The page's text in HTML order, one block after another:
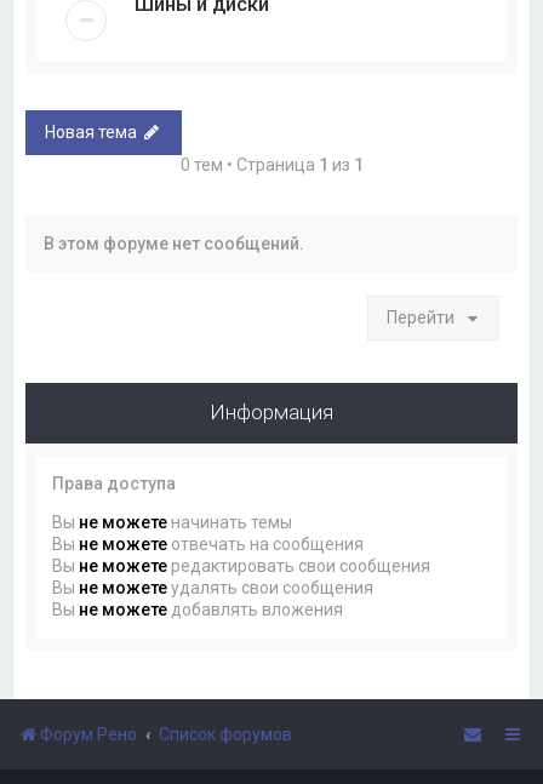
Новая тема
0 тем • Страница 1 из 1
В этом форуме нет сообщений.
Перейти
Информация
Права доступа
Вы не можете начинать темы
Вы не можете отвечать на сообщения
Вы не можете редактировать свои сообщения
Вы не можетеудалять свои сообщения
Вы не можете добавлять вложения
Форум Рено Список форумов